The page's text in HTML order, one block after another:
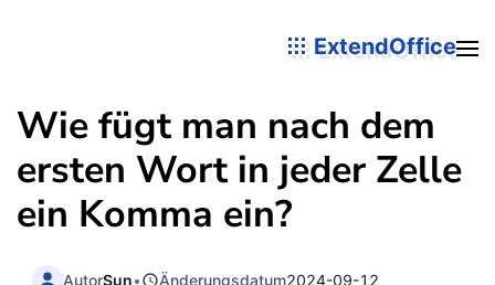
ExtendOffice
Wie fügt man nach dem
ersten Wort in jeder Zelle
ein Komma ein?
AutorSun• Änderungsdatum2024-09-12